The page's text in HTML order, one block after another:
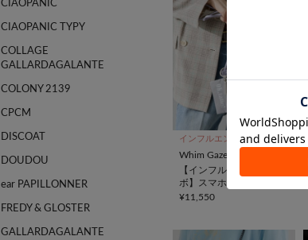
インフルエンサー企画
Whim Gazette
【インフルエンサーコラ
ボ】スマホウォレットシ
ョルダーバッグ3
¥11,550
CIAOPANIC
CIAOPANIC TYPY
COLLAGE
GALLARDAGALANTE
COLONY 2139
CPCM
DISCOAT
DOUDOU
ear PAPILLONNER
FREDY & GLOSTER
GALLARDAGALANTE